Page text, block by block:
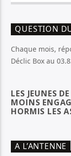
QUESTION
Chaque mois,
Déclic Box au
LES JEUNES
MOINS
HORMIS LES
A L’ANTENNE